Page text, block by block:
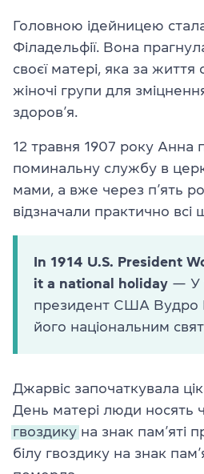
Головною ідейницею
Філадельфії. Вона
своєї матері, яка за життя
жіночі групи для
здоров’я.
12 травня 1907 року Анна
поминальну службу в
мами, а вже через п’ять
відзначали практично всі
In 1914 U.S. President
it a national holiday — У
президент США Вудро
його національним
Джарвіс започаткувала
День матері люди носять
гвоздику на знак пам’яті
білу гвоздику на знак